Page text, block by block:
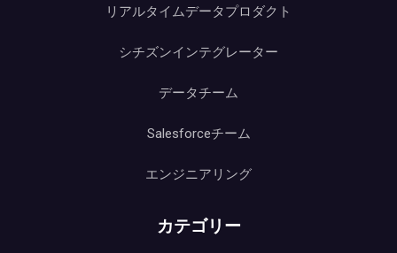
リアルタイムデータプロダクト
シチズンインテグレーター
データチーム
Salesforceチーム
エンジニアリング
カテゴリー